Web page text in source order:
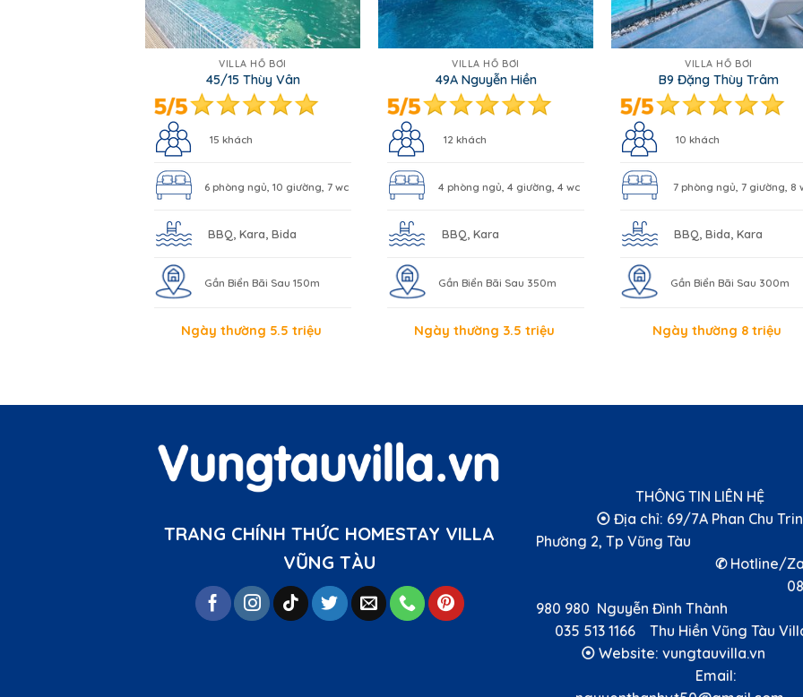
VILLA HỒ BƠI
45/15 Thùy Vân
15 khách
6 phòng ngủ, 10 giường, 7 wc
BBQ, Kara, Bida
Gần Biển Bãi Sau 150m
Ngày thường 5.5 triệu
VILLA HỒ BƠI
49A Nguyễn Hiền
12 khách
4 phòng ngủ, 4 giường, 4 wc
BBQ, Kara
Gần Biển Bãi Sau 350m
Ngày thường 3.5 triệu
VILLA HỒ BƠI
B9 Đặng Thùy Trâm
10 khách
7 phòng ngủ, 7 giường, 8
BBQ, Bida, Kara
Gần Biển Bãi Sau 300m
Ngày thường 8 triệu
TRANG CHÍNH THỨC HOMESTAY VILLA
VŨNG TÀU
THÔNG TIN LIÊN
⦿ Địa chỉ: 69/7A Phan Chu
Phường 2, Tp Vũng
✆ Hotline/
980 980 Nguyễn Đình
035 513 1166 Thu Hiền Vũng Tàu
⦿ Website:
Email: